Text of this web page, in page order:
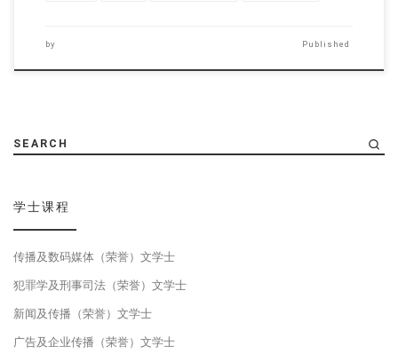
by Published
SEARCH
学士课程
传播及数码媒体（荣誉）文学士
犯罪学及刑事司法（荣誉）文学士
新闻及传播（荣誉）文学士
广告及企业传播（荣誉）文学士